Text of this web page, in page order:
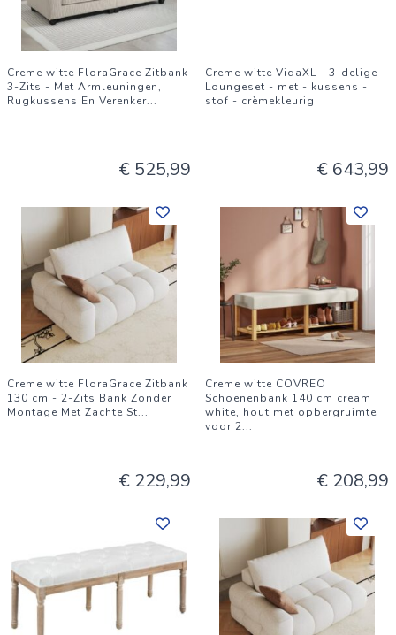
Creme witte FloraGrace Zitbank
3-Zits - Met Armleuningen,
Rugkussens En Verenker...
€ 525,99
Creme witte VidaXL - 3-delige -
Loungeset - met - kussens -
stof - crèmekleurig
€ 643,99
Creme witte FloraGrace Zitbank
130 cm - 2-Zits Bank Zonder
Montage Met Zachte St...
€ 229,99
Creme witte COVREO
Schoenenbank 140 cm cream
white, hout met opbergruimte
voor 2...
€ 208,99